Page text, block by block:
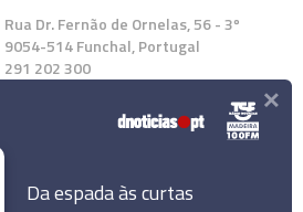
Rua Dr. Fernão de Ornelas, 56 - 3º
9054-514 Funchal, Portugal
291 202 300
Instale a nossa App
Da espada às curtas
×